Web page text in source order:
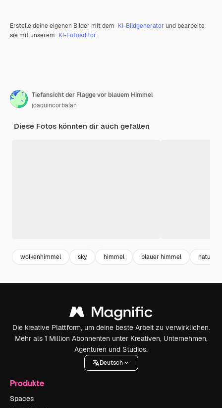
Erstelle deine eigenen Bilder mit dem KI-Bildgenerator und bearbeite
sie mit unserem KI-Fotoeditor.
Tiefansicht der Flagge vor blauem Himmel
joaquincorbalan
Diese Fotos könnten dir auch gefallen
wolkenhimmel sky himmel blauer himmel natur
Die kreative Plattform, um deine beste Arbeit zu verwirklichen.
Mehr als 1 Million Abonnenten unter Kreativen, Unternehmen,
Agenturen und Studios.
Deutsch
Produkte
Spaces